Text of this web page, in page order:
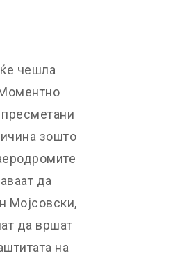
чешла
зошто
да
Мојсовски,
да вршат
на